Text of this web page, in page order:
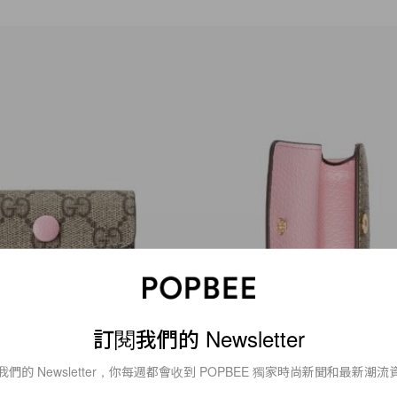
訂閱我們的 Newsletter
們的 Newsletter，你每週都會收到 POPBEE 獨家時尚新聞和最新潮流